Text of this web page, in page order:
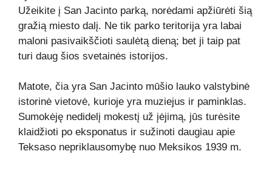
Užeikite į San Jacinto parką, norėdami apžiūrėti šią
gražią miesto dalį. Ne tik parko teritorija yra labai
maloni pasivaikščioti saulėtą dieną; bet ji taip pat
turi daug šios svetainės istorijos.
Matote, čia yra San Jacinto mūšio lauko valstybinė
istorinė vietovė, kurioje yra muziejus ir paminklas.
Sumokėję nedidelį mokestį už įėjimą, jūs turėsite
klaidžioti po eksponatus ir sužinoti daugiau apie
Teksaso nepriklausomybę nuo Meksikos 1939 m.